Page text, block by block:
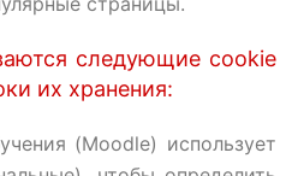
следующие cookie
их хранения:
(Moodle) использует